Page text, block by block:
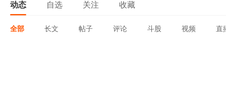
动态 自选 关注 收藏
全部 长文 帖子 评论 斗股 视频 直